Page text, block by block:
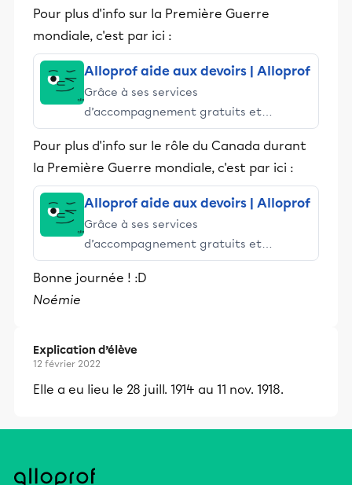
Pour plus d'info sur la Première Guerre
mondiale, c'est par ici :
Alloprof aide aux devoirs | Alloprof
Grâce à ses services
d’accompagnement gratuits et
stimulants, Alloprof engage les élèves
et leurs parents dans la réussite
éducative.
Pour plus d'info sur le rôle du Canada durant
la Première Guerre mondiale, c'est par ici :
Alloprof aide aux devoirs | Alloprof
Grâce à ses services
d’accompagnement gratuits et
stimulants, Alloprof engage les élèves
et leurs parents dans la réussite
Bonne journée ! :D
Noémie
Explication d’élève
12 février 2022
Elle a eu lieu le 28 juill. 1914 au 11 nov. 1918.